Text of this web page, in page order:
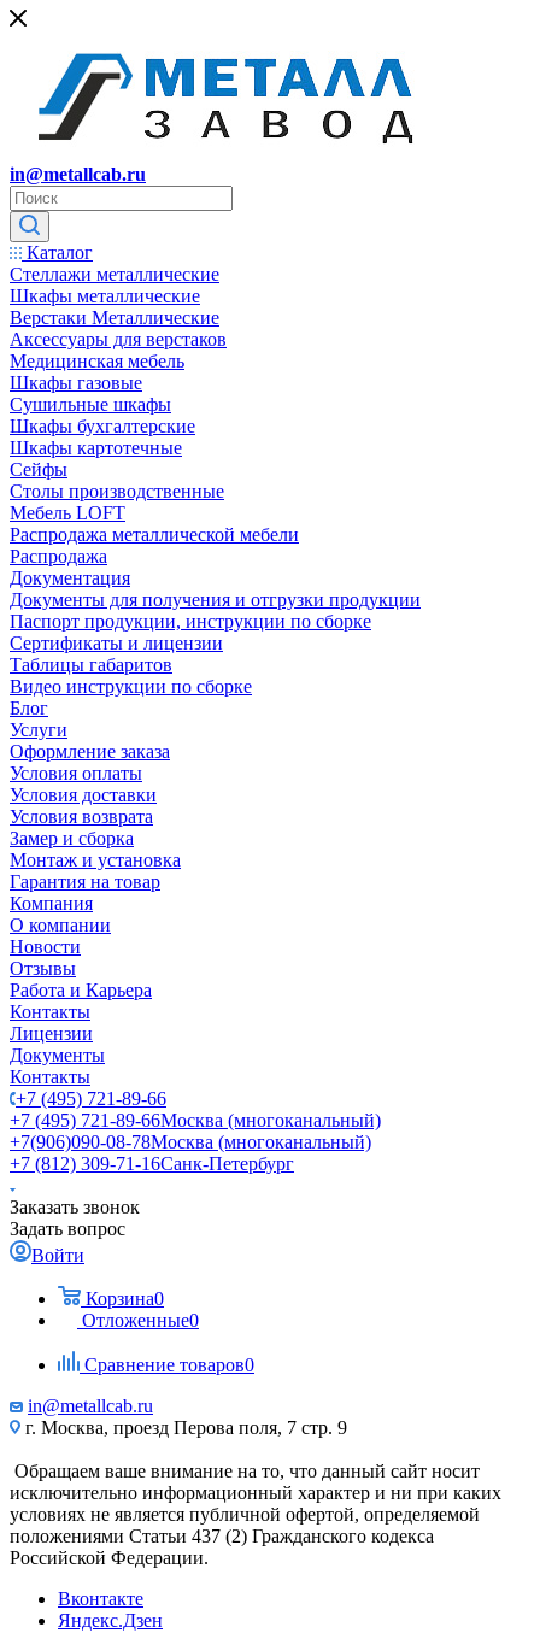
in@metallcab.ru
Каталог
Стеллажи металлические
Шкафы металлические
Верстаки Металлические
Аксессуары для верстаков
Медицинская мебель
Шкафы газовые
Сушильные шкафы
Шкафы бухгалтерские
Шкафы картотечные
Сейфы
Столы производственные
Мебель LOFT
Распродажа металлической мебели
Распродажа
Документация
Документы для получения и отгрузки продукции
Паспорт продукции, инструкции по сборке
Сертификаты и лицензии
Таблицы габаритов
Видео инструкции по сборке
Блог
Услуги
Оформление заказа
Условия оплаты
Условия доставки
Условия возврата
Замер и сборка
Монтаж и установка
Гарантия на товар
Компания
О компании
Новости
Отзывы
Работа и Карьера
Контакты
Лицензии
Документы
Контакты
+7 (495) 721-89-66
+7 (495) 721-89-66Москва (многоканальный)
+7(906)090-08-78Москва (многоканальный)
+7 (812) 309-71-16Санк-Петербург
Заказать звонок
Задать вопрос
Войти
Корзина0
Отложенные0
Сравнение товаров0
in@metallcab.ru
г. Москва, проезд Перова поля, 7 стр. 9
Обращаем ваше внимание на то, что данный сайт носит
исключительно информационный характер и ни при каких
условиях не является публичной офертой, определяемой
положениями Статьи 437 (2) Гражданского кодекса
Российской Федерации.
Вконтакте
Яндекс.Дзен